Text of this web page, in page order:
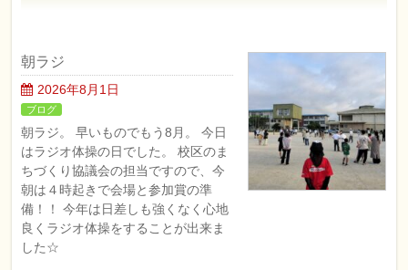
朝ラジ
2026年8月1日
ブログ
朝ラジ。 早いものでもう8月。 今日
はラジオ体操の日でした。 校区のま
ちづくり協議会の担当ですので、今
朝は４時起きで会場と参加賞の準
備！！ 今年は日差しも強くなく心地
良くラジオ体操をすることが出来ま
した☆